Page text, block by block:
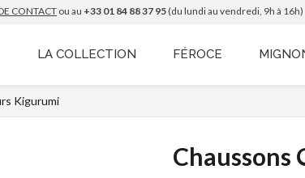
CONTACTou au +33 01 84 88 37 95 (du lundi au vendredi, 9h à 16h)
LA COLLECTION FÉROCE
Kigurumi
Chaussons